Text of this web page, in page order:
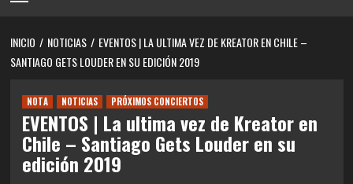
INICIO NOTICIAS
EVENTOS | LA ULTIMA VEZ DE KREATOR EN CHILE –
SANTIAGO GETS LOUDER EN SU EDICIÓN 2019
NOTA NOTICIAS PRÓXIMOS CONCIERTOS
EVENTOS | La ultima vez de Kreator en
Chile – Santiago Gets Louder en su
edición 2019